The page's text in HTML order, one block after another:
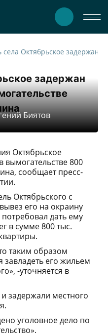
задержан
Биятов
Октябрьское
800
сообщает пресс-
Октябрьского с
его на окраину
дать ему
в сумме 800 тыс.
таким образом
его жильем
-уточняется в
задержали местного
уголовное дело по